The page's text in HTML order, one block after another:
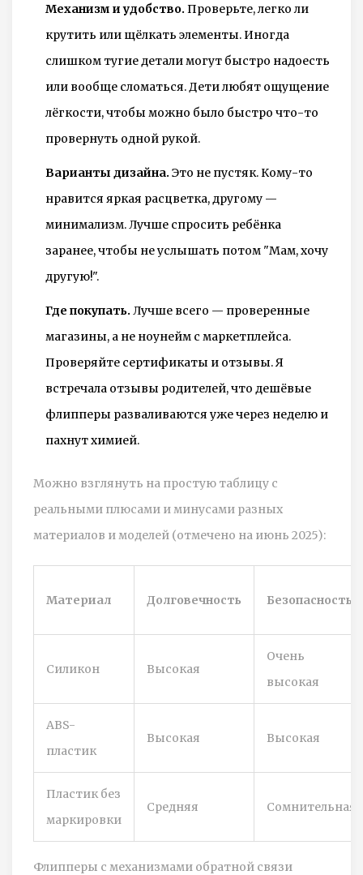
Механизм и удобство. Проверьте, легко ли
крутить или щёлкать элементы. Иногда
слишком тугие детали могут быстро надоесть
или вообще сломаться. Дети любят ощущение
лёгкости, чтобы можно было быстро что-то
провернуть одной рукой.
Варианты дизайна. Это не пустяк. Кому-то
нравится яркая расцветка, другому —
минимализм. Лучше спросить ребёнка
заранее, чтобы не услышать потом "Мам, хочу
другую!".
Где покупать. Лучше всего — проверенные
магазины, а не ноунейм с маркетплейса.
Проверяйте сертификаты и отзывы. Я
встречала отзывы родителей, что дешёвые
флипперы разваливаются уже через неделю и
пахнут химией.
Можно взглянуть на простую таблицу с
реальными плюсами и минусами разных
материалов и моделей (отмечено на июнь 2025):
Материал Долговечность Безопасность
Силикон Высокая
Очень
высокая
ABS-
пластик
Высокая Высокая
Пластик без
маркировки
Средняя Сомнительная
Флипперы с механизмами обратной связи